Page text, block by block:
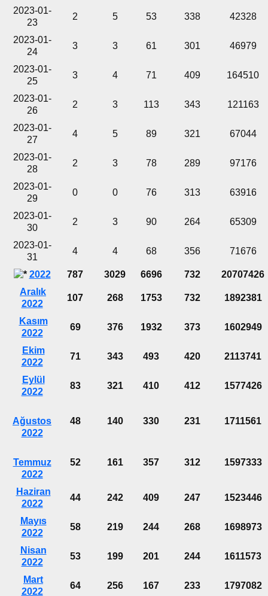
2023-01-
23
2 5 53 338 42328
2023-01-
24
3 3 61 301 46979
2023-01-
25
3 4 71 409 164510
2023-01-
26
2 3 113 343 121163
2023-01-
27
4 5 89 321 67044
2023-01-
28
2 3 78 289 97176
2023-01-
29
0 0 76 313 63916
2023-01-
30
2 3 90 264 65309
2023-01-
31
4 4 68 356 71676
2022 787 3029 6696 732
20707426
Aralık
2022
107 268 1753 732 1892381
Kasım
2022
69 376 1932 373 1602949
Ekim
2022
71 343 493 420 2113741
Eylül
2022
83 321 410 412 1577426
Ağustos
2022
48 140 330 231 1711561
Temmuz
2022
52 161 357 312 1597333
Haziran
2022
44 242 409 247 1523446
Mayıs
2022
58 219 244 268 1698973
Nisan
2022
53 199 201 244 1611573
Mart
2022
64 256 167 233 1797082